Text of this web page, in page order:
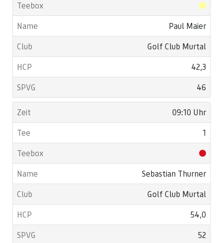
Paul Maier
Golf Club Murtal
42,3
46
09:10 Uhr
1
Sebastian Thurner
Golf Club Murtal
54,0
52